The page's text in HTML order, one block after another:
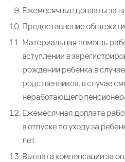
Ежемесячные доплаты за
Предоставление
Материальная помощь
вступлении в
рождении ребенка,в
родственников, в случае
неработающего
Ежемесячная доплата
в отпуске по уходу за
лет.
Выплата компенсации за